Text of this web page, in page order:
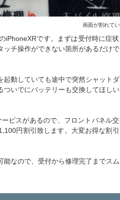
画面が割れて
iPhoneXRです。まずは受付時に症状
チ操作ができない箇所があるだけ
動していても途中で突然シャット
いでにバッテリーも交換してほし
ビスがあるので、フロントパネル交
円割引致します。大変お得な割
なので、受付から修理完了までス